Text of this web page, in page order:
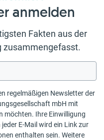
anmelden
Fakten aus der
zusammengefasst.
regelmäßigen Newsletter der
mbH mit
möchten. Ihre Einwilligung
E-Mail wird ein Link zur